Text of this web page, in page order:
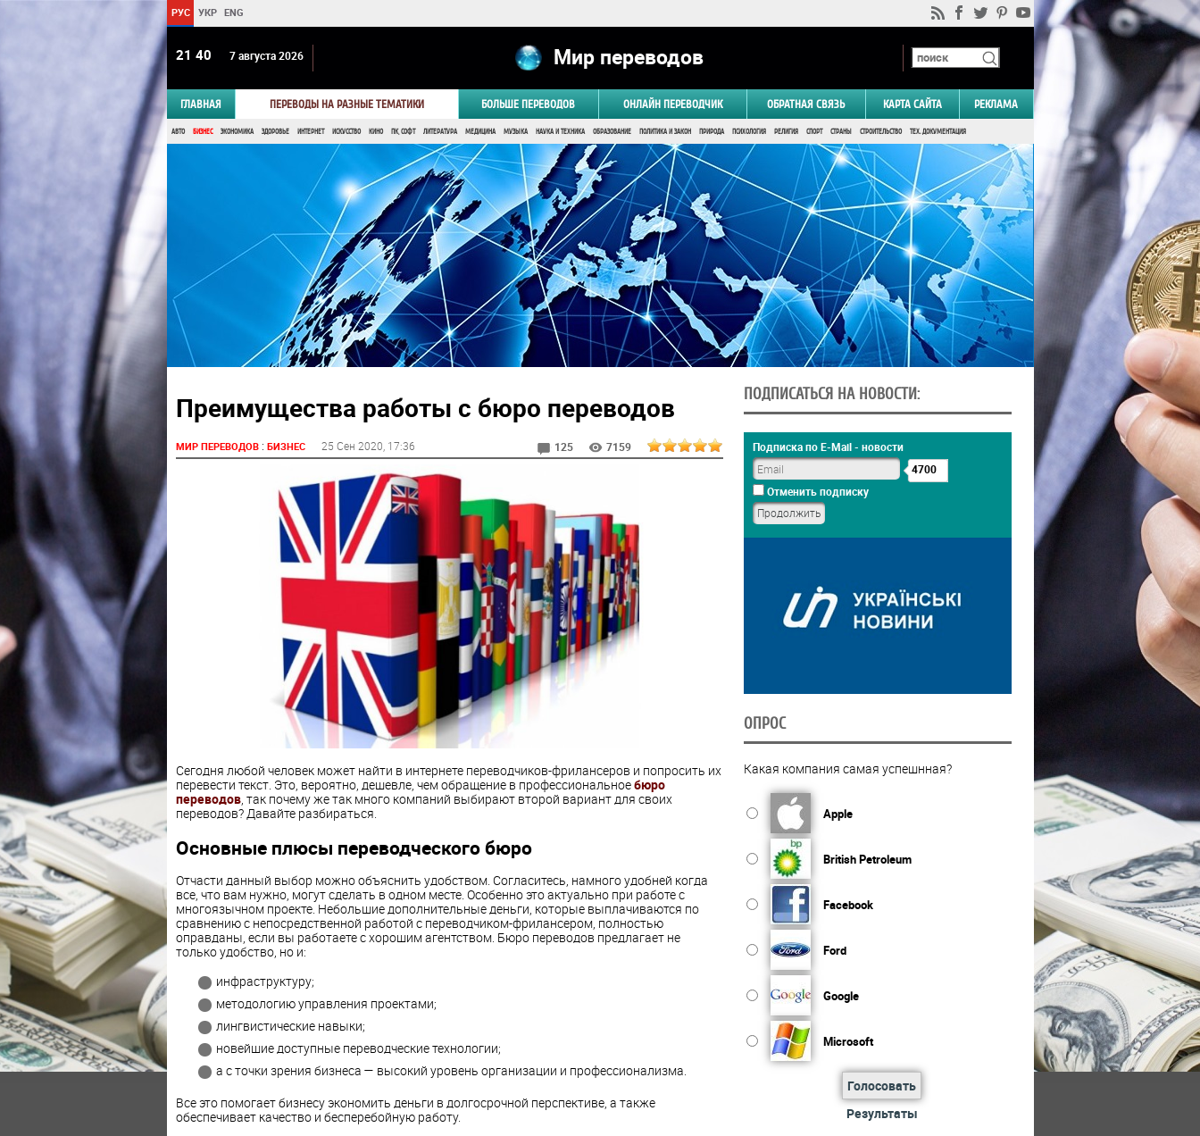
РУС УКР ENG
21:40 7 августа 2026 Мир переводов
ГЛАВНАЯ ПЕРЕВОДЫ НА РАЗНЫЕ ТЕМАТИКИ БОЛЬШЕ ПЕРЕВОДОВ ОНЛАЙН ПЕРЕВОДЧИК ОБРАТНАЯ СВЯЗЬ КАРТА САЙТА РЕКЛАМА
АВТО БИЗНЕС ЭКОНОМИКА ЗДОРОВЬЕ ИНТЕРНЕТ ИСКУССТВО КИНО ПК, СОФТ ЛИТЕРАТУРА МЕДИЦИНА МУЗЫКА НАУКА И ТЕХНИКА ОБРАЗОВАНИЕ ПОЛИТИКА И ЗАКОН ПРИРОДА ПСИХОЛОГИЯ РЕЛИГИЯ СПОРТ СТРАНЫ СТРОИТЕЛЬСТВО ТЕХ. ДОКУМЕНТАЦИЯ
Преимущества работы с бюро переводов
МИР ПЕРЕВОДОВ: БИЗНЕС 25 Сен 2020 , 17:36 125 7159
Сегодня любой человек может найти в интернете переводчиков-фрилансеров и попросить их
перевести текст. Это, вероятно, дешевле, чем обращение в профессиональноебюро
переводов, так почему же так много компаний выбирают второй вариант для своих
переводов? Давайте разбираться.
Основные плюсы переводческого бюро
Отчасти данный выбор можно объяснить удобством. Согласитесь, намного удобней когда
все, что вам нужно, могут сделать в одном месте. Особенно это актуально при работе с
многоязычном проекте. Небольшие дополнительные деньги, которые выплачиваются по
сравнению с непосредственной работой с переводчиком-фрилансером, полностью
оправданы, если вы работаете с хорошим агентством. Бюро переводов предлагает не
только удобство, но и:
инфраструктуру;
методологию управления проектами;
лингвистические навыки;
новейшие доступные переводческие технологии;
а с точки зрения бизнеса — высокий уровень организации и профессионализма.
Все это помогает бизнесу экономить деньги в долгосрочной перспективе, а также
обеспечивает качество и бесперебойную работу.
ПОДПИСАТЬСЯ НА НОВОСТИ:
Подписка по E-Mail - новости
4700
Отменить подписку
ОПРОС
Какая компания самая успешнная?
Apple
British Petroleum
Facebook
Ford
Google
Microsoft
Голосовать
Результаты